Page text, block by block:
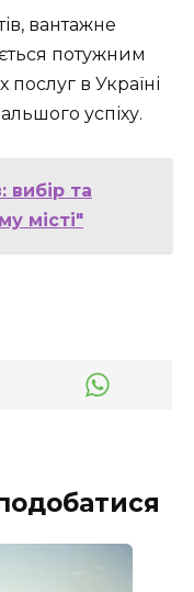
вантажне
потужним
в Україні
успіху.
вибір та
місті"